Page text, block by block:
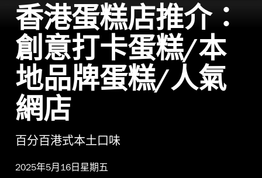
Photograph: Courtesy Pandan Man
香港蛋糕店推介：
創意打卡蛋糕/本
地品牌蛋糕/人氣
網店
百分百港式本土口味
2025年5月16日星期五